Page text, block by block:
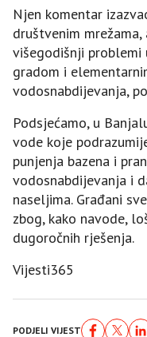
Njen komentar
društvenim
višegodišnji
gradom i
vodosnabdijevanja,
Podsjećamo, u
vode koje
punjenja bazena i
vodosnabdijevanja i
naseljima. Građani
zbog, kako navode,
dugoročnih rješenja.
Vijesti365
PODJELI VIJEST